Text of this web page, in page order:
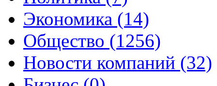
Экономика (14)
Общество (1256)
Новости компаний (32)